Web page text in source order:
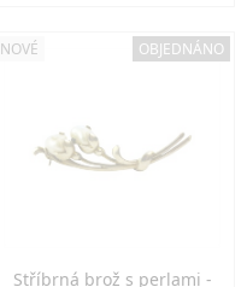
NOVÉ OBJEDNÁNO
Stříbrná brož s perlami -